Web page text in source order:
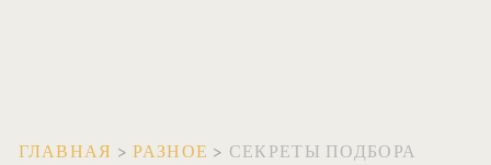
ГЛАВНАЯ >РАЗНОЕ > СЕКРЕТЫ ПОДБОРА